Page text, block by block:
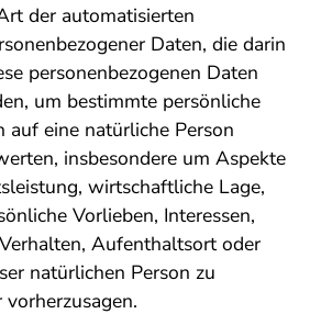
der automatisierten
Daten, die darin
personenbezogenen Daten
um bestimmte persönliche
auf eine natürliche Person
insbesondere um Aspekte
wirtschaftliche Lage,
Vorlieben, Interessen,
Aufenthaltsort oder
natürlichen Person zu